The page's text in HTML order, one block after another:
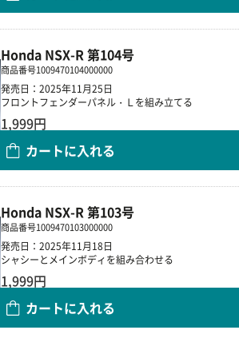
Honda NSX-R 第104号
商品番号1009470104000000
発売日：2025年11月25日
フロントフェンダーパネル・Ｌを組み立てる
1,999円
カートに入れる
Honda NSX-R 第103号
商品番号1009470103000000
発売日：2025年11月18日
シャシーとメインボディを組み合わせる
1,999円
カートに入れる